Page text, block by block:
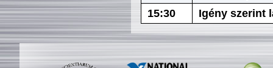
15:30
Igény szerint